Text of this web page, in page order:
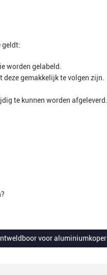
geldt:
worden gelabeld.
gemakkelijk te volgen zijn.
te kunnen worden afgeleverd.
voor aluminiumkoper